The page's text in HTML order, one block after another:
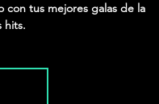
con tus mejores galas de la
hits.